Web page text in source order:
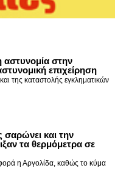
αστυνομία στην
επιχείρηση
της καταστολής εγκληματικών
σαρώνει και την
τα θερμόμετρα σε
φορά η Αργολίδα, καθώς το κύμα